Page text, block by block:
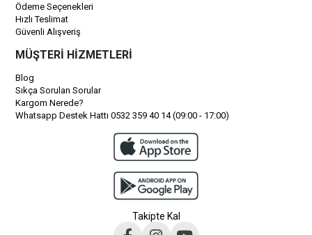
Ödeme Seçenekleri
Hızlı Teslimat
Güvenli Alışveriş
MÜŞTERİ HİZMETLERİ
Blog
Sıkça Sorulan Sorular
Kargom Nerede?
Whatsapp Destek Hattı 0532 359 40 14 (09:00 - 17:00)
Takipte Kal